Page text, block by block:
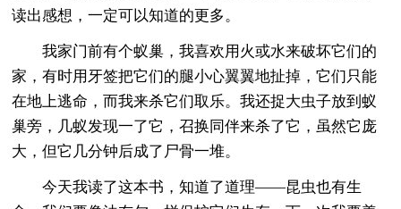
读出感想，一定可以知道的更多。
我家门前有个蚁巢，我喜欢用火或水来破坏它们的
家，有时用牙签把它们的腿小心翼翼地扯掉，它们只能
在地上逃命，而我来杀它们取乐。我还捉大虫子放到蚁
巢旁，几蚁发现一了它，召换同伴来杀了它，虽然它庞
大，但它几分钟后成了尸骨一堆。
今天我读了这本书，知道了道理——昆虫也有生